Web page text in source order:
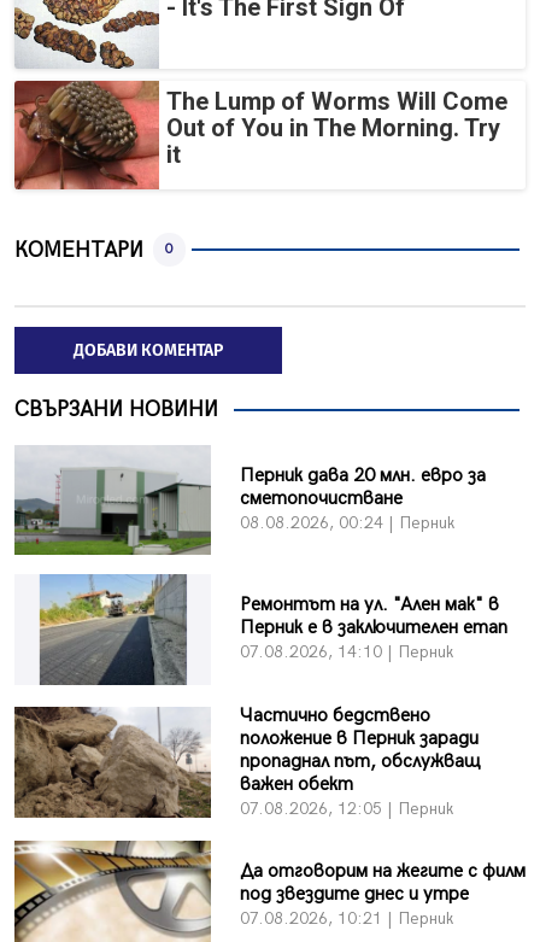
- It's The First Sign Of
The Lump of Worms Will Come
Out of You in The Morning. Try
it
КОМЕНТАРИ 0
ДОБАВИ КОМЕНТАР
СВЪРЗАНИ НОВИНИ
Перник дава 20 млн. евро за
сметопочистване
08.08.2026, 00:24 | Перник
Ремонтът на ул. "Ален мак" в
Перник е в заключителен етап
07.08.2026, 14:10 | Перник
Частично бедствено
положение в Перник заради
пропаднал път, обслужващ
важен обект
07.08.2026, 12:05 | Перник
Да отговорим на жегите с филм
под звездите днес и утре
07.08.2026, 10:21 | Перник